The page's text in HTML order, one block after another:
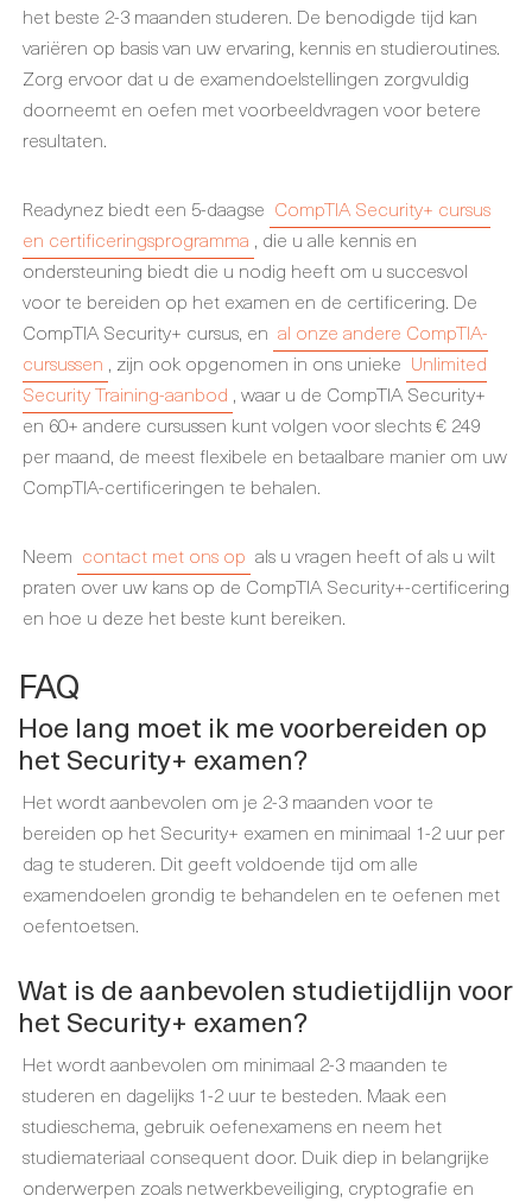
het beste 2-3 maanden studeren. De benodigde tijd kan
variëren op basis van uw ervaring, kennis en studieroutines.
Zorg ervoor dat u de examendoelstellingen zorgvuldig
doorneemt en oefen met voorbeeldvragen voor betere
resultaten.
Readynez biedt een 5-daagse CompTIA Security+ cursus
en certificeringsprogramma , die u alle kennis en
ondersteuning biedt die u nodig heeft om u succesvol
voor te bereiden op het examen en de certificering. De
CompTIA Security+ cursus, en al onze andere CompTIA-
cursussen , zijn ook opgenomen in ons unieke Unlimited
Security Training-aanbod , waar u de CompTIA Security+
en 60+ andere cursussen kunt volgen voor slechts € 249
per maand, de meest flexibele en betaalbare manier om uw
CompTIA-certificeringen te behalen.
Neem contact met ons op als u vragen heeft of als u wilt
praten over uw kans op de CompTIA Security+-certificering
en hoe u deze het beste kunt bereiken.
FAQ
Hoe lang moet ik me voorbereiden op
het Security+ examen?
Het wordt aanbevolen om je 2-3 maanden voor te
bereiden op het Security+ examen en minimaal 1-2 uur per
dag te studeren. Dit geeft voldoende tijd om alle
examendoelen grondig te behandelen en te oefenen met
oefentoetsen.
Wat is de aanbevolen studietijdlijn voor
het Security+ examen?
Het wordt aanbevolen om minimaal 2-3 maanden te
studeren en dagelijks 1-2 uur te besteden. Maak een
studieschema, gebruik oefenexamens en neem het
studiemateriaal consequent door. Duik diep in belangrijke
onderwerpen zoals netwerkbeveiliging, cryptografie en